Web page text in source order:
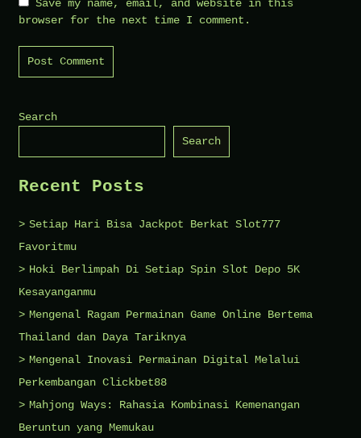
Save my name, email, and website in this
browser for the next time I comment.
Search
Search
Recent Posts
Setiap Hari Bisa Jackpot Berkat Slot777
Favoritmu
Hoki Berlimpah Di Setiap Spin Slot Depo 5K
Kesayanganmu
Mengenal Ragam Permainan Game Online Bertema
Thailand dan Daya Tariknya
Mengenal Inovasi Permainan Digital Melalui
Perkembangan Clickbet88
Mahjong Ways: Rahasia Kombinasi Kemenangan
Beruntun yang Memukau